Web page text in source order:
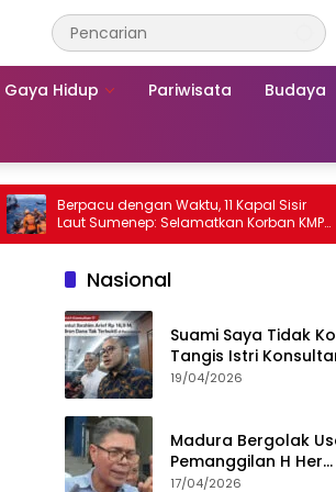
Gaya Hidup Pariwisata Budaya
Berpacu dengan Waktu, 11 Kapal Sisir
Laut Sumenep: Selamatkan Korban KMP
Mutiara Sentosa 2
Nasional
Suami Saya Tidak
Tangis Istri
Nadiem Dituntut 22,5
19/04/2026
Madura Bergolak
Pemanggilan H Her
Pamekasan, Faizal
17/04/2026